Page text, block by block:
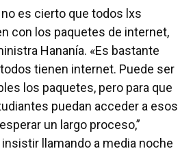
es cierto que todos lxs
con los paquetes de internet,
Hananía. «Es bastante
tienen internet. Puede ser
los paquetes, pero para que
puedan acceder a esos
un largo proceso,”
llamando a media noche